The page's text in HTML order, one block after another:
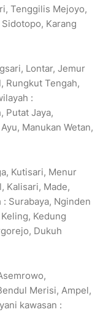
Tenggilis Mejoyo,
Karang
Lontar, Jemur
Rungkut Tengah,
:
Putat Jaya,
Manukan Wetan,
Kutisari, Menur
Kalisari, Made,
Surabaya, Nginden
Kedung
Dukuh
Merisi, Ampel,
kawasan :